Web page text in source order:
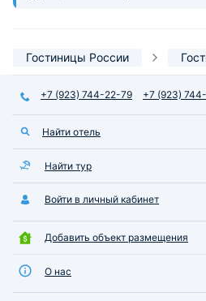
Гостиницы России
+7 (923) 744-22-79 +7 (923)
Найти отель
Найти тур
Войти в личный кабинет
Добавить объект размещения
О нас